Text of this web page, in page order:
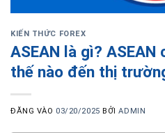
KIẾN THỨC FOREX
ASEAN là gì?
thế nào đến thị
ĐĂNG VÀO 03/20/2025 BỞIADMIN